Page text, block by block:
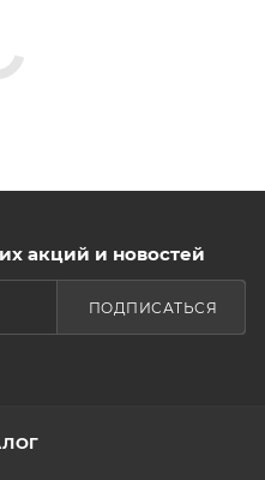
акций и новостей
ПОДПИСАТЬСЯ